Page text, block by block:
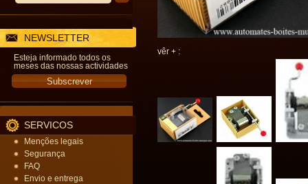
NEWSLETTER
Esteja informado todos os
meses das nossas actividades
SERVICOS
Menções legais
Segurança
FAQ
Envio e entrega
vêr + :